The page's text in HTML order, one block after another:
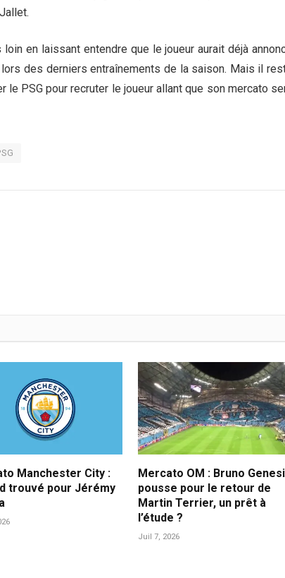
en laissant entendre que le joueur aurait déjà
des derniers entraînements de la saison. Mais il
le PSG pour recruter le joueur allant que son mercato
Manchester City :
trouvé pour Jérémy
Mercato OM : Bruno
pousse pour le retour de
Martin Terrier, un prêt à
l’étude ?
Juil 7, 2026